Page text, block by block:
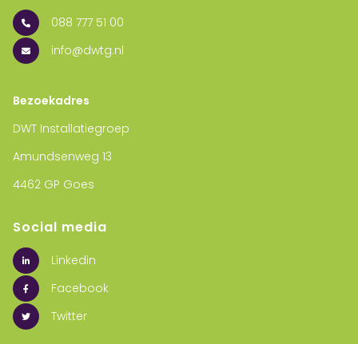
088 777 51 00
info@dwtg.nl
Bezoekadres
DWT Installatiegroep
Amundsenweg 13
4462 GP Goes
Social media
Linkedin
Facebook
Twitter